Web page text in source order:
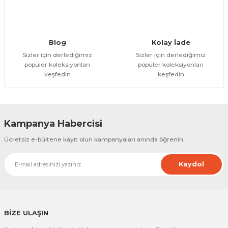
Blog
Sizler için derlediğimiz
popüler koleksiyonları
keşfedin
Kolay İade
Sizler için derlediğimiz
popüler koleksiyonları
keşfedin
Kampanya Habercisi
Ücretsiz e-bültene kayıt olun kampanyaları anında öğrenin.
Kaydol
BİZE ULAŞIN